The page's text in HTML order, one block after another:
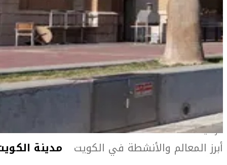
أهلاً بك في الكويت
تعتبر الكويت التي تتربع بين العراق، إيران والمملكة العربية
السعودية واحدة من أغنى الدول في العالم بفضل إمدادات
الوفيرة فيها.
وتعد العاصمة الكويت المستمرة في التوسع ملعباً ثقافياً
ورجال الأعمال على حد سواء. كما أنها واحة غنّاء للترفيه من
الأثرية إلى مراكزالتسوق الحديثة، ومن الغوص إلى المطاعم
الراقية.
أبرز المعالم والأنشطة في الكويت